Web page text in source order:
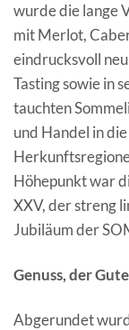
wurde die lange
mit Merlot,
eindrucksvoll
Tasting sowie in
tauchten
und Handel in
Höhepunkt war
XXV, der streng
Jubiläum der
Genuss, der
Abgerundet